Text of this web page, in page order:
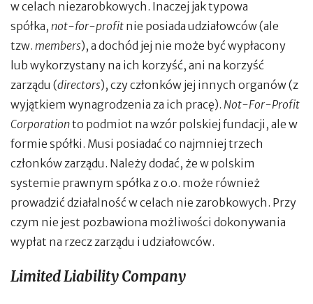
w celach niezarobkowych. Inaczej jak typowa
spółka, not-for-profit nie posiada udziałowców (ale
tzw. members), a dochód jej nie może być wypłacony
lub wykorzystany na ich korzyść, ani na korzyść
zarządu (directors), czy członków jej innych organów (z
wyjątkiem wynagrodzenia za ich pracę). Not-For-Profit
Corporationto podmiot na wzór polskiej fundacji, ale w
formie spółki. Musi posiadać co najmniej trzech
członków zarządu. Należy dodać, że w polskim
systemie prawnym spółka z o.o. może również
prowadzić działalność w celach nie zarobkowych. Przy
czym nie jest pozbawiona możliwości dokonywania
wypłat na rzecz zarządu i udziałowców.
Limited Liability Company